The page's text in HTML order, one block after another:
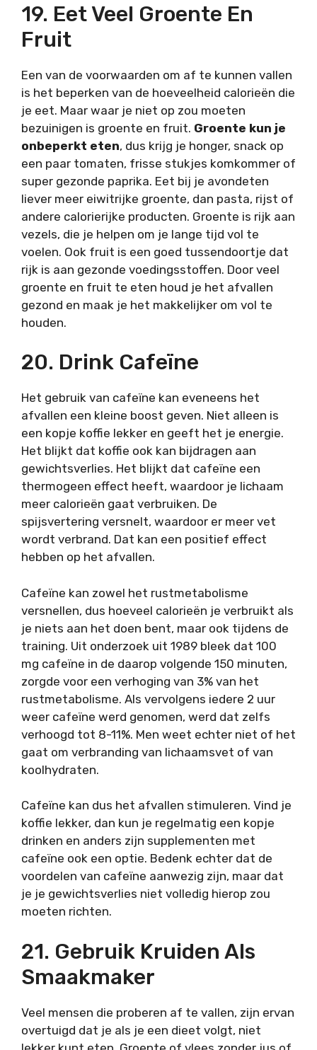
19. Eet Veel Groente En
Fruit
Een van de voorwaarden om af te kunnen vallen
is het beperken van de hoeveelheid calorieën die
je eet. Maar waar je niet op zou moeten
bezuinigen is groente en fruit. Groente kun je
onbeperkt eten, dus krijg je honger, snack op
een paar tomaten, frisse stukjes komkommer of
super gezonde paprika. Eet bij je avondeten
liever meer eiwitrijke groente, dan pasta, rijst of
andere calorierijke producten. Groente is rijk aan
vezels, die je helpen om je lange tijd vol te
voelen. Ook fruit is een goed tussendoortje dat
rijk is aan gezonde voedingsstoffen. Door veel
groente en fruit te eten houd je het afvallen
gezond en maak je het makkelijker om vol te
houden.
20. Drink Cafeïne
Het gebruik van cafeïne kan eveneens het
afvallen een kleine boost geven. Niet alleen is
een kopje koffie lekker en geeft het je energie.
Het blijkt dat koffie ook kan bijdragen aan
gewichtsverlies. Het blijkt dat cafeïne een
thermogeen effect heeft, waardoor je lichaam
meer calorieën gaat verbruiken. De
spijsvertering versnelt, waardoor er meer vet
wordt verbrand. Dat kan een positief effect
hebben op het afvallen.
Cafeïne kan zowel het rustmetabolisme
versnellen, dus hoeveel calorieën je verbruikt als
je niets aan het doen bent, maar ook tijdens de
training. Uit onderzoek uit 1989 bleek dat 100
mg cafeïne in de daarop volgende 150 minuten,
zorgde voor een verhoging van 3% van het
rustmetabolisme. Als vervolgens iedere 2 uur
weer cafeïne werd genomen, werd dat zelfs
verhoogd tot 8-11%. Men weet echter niet of het
gaat om verbranding van lichaamsvet of van
koolhydraten.
Cafeïne kan dus het afvallen stimuleren. Vind je
koffie lekker, dan kun je regelmatig een kopje
drinken en anders zijn supplementen met
cafeïne ook een optie. Bedenk echter dat de
voordelen van cafeïne aanwezig zijn, maar dat
je je gewichtsverlies niet volledig hierop zou
moeten richten.
21. Gebruik Kruiden Als
Smaakmaker
Veel mensen die proberen af te vallen, zijn ervan
overtuigd dat je als je een dieet volgt, niet